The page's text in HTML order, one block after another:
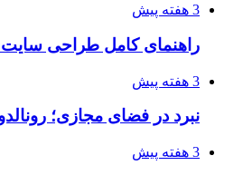
3 هفته پیش
راهنمای کامل طراحی
3 هفته پیش
نبرد در فضای مجازی؛
3 هفته پیش